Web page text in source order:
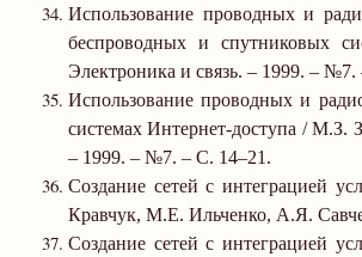
Использование проводных и
беспроводных и
Электроника и связь. – 1999. – №7.
Использование проводных и
системах Интернет-доступа /
– 1999. – №7. – С. 14–21.
Создание сетей с интеграцией
Кравчук, М.Е. Ильченко, А.Я.
Создание сетей с интеграцией